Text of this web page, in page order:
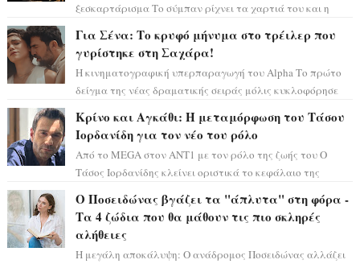
ξεσκαρτάρισμα Το σύμπαν ρίχνει τα χαρτιά του και η
Για Σένα: Το κρυφό μήνυμα στο τρέιλερ που
γυρίστηκε στη Σαχάρα!
Η κινηματογραφική υπερπαραγωγή του Alpha Το πρώτο
δείγμα της νέας δραματικής σειράς μόλις κυκλοφόρησε
Κρίνο και Αγκάθι: Η μεταμόρφωση του Τάσου
Ιορδανίδη για τον νέο του ρόλο
Από το MEGA στον ΑΝΤ1 με τον ρόλο της ζωής του Ο
Τάσος Ιορδανίδης κλείνει οριστικά το κεφάλαιο της
Ο Ποσειδώνας βγάζει τα "άπλυτα" στη φόρα -
Τα 4 ζώδια που θα μάθουν τις πιο σκληρές
αλήθειες
Η μεγάλη αποκάλυψη: Ο ανάδρομος Ποσειδώνας αλλάζει